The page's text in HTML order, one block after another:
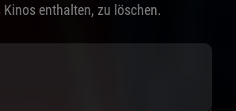
Kinos enthalten, zu löschen.